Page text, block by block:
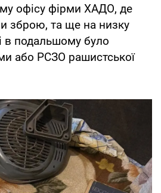
офісу фірми ХАДО, де
зброю, та ще на низку
в подальшому було
або РСЗО рашистської